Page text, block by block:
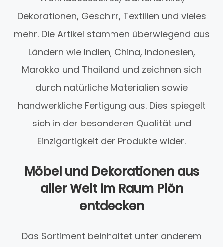
Dekorationen, Geschirr, Textilien und vieles
mehr. Die Artikel stammen überwiegend aus
Ländern wie Indien, China, Indonesien,
Marokko und Thailand und zeichnen sich
durch natürliche Materialien sowie
handwerkliche Fertigung aus. Dies spiegelt
sich in der besonderen Qualität und
Einzigartigkeit der Produkte wider.
Möbel und Dekorationen aus
aller Welt im Raum Plön
entdecken
Das Sortiment beinhaltet unter anderem